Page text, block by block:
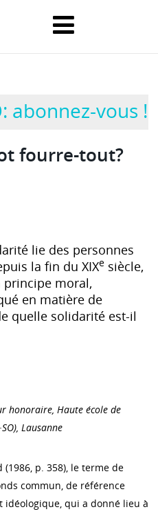
abonnez-vous !
fourre-tout?
lie des personnes
la fin du XIXe siècle,
principe moral,
en matière de
quelle solidarité est-il
honoraire, Haute école de
Lausanne
(1986, p. 358), le terme de
commun, de référence
idéologique, qui a donné lieu à